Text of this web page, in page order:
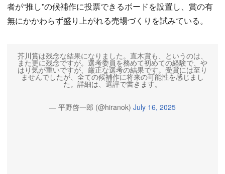
者が“推し”の候補作に投票できるボードを設置し、賞の有
無にかかわらず盛り上がれる売場づくりを試みている。
芥川賞は残念な結果になりました。直木賞も、というのは、
また更に残念ですが。選考委員を務めて初めての経験で、や
はり気が重いですが、厳正な選考の結果です。受賞には至り
ませんでしたが、全ての候補作に将来の可能性を感じまし
た。詳細は、選評で書きます。
— 平野啓一郎 (@hiranok) July 16, 2025